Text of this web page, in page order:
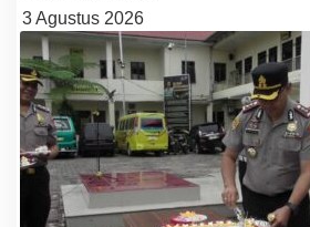
3 Agustus 2026